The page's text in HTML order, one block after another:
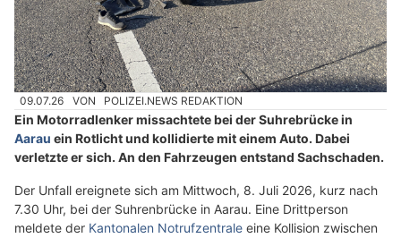
09.07.26 VON POLIZEI.NEWS REDAKTION
Ein Motorradlenker missachtete bei der Suhrebrücke in
Aarau ein Rotlicht und kollidierte mit einem Auto. Dabei
verletzte er sich. An den Fahrzeugen entstand Sachschaden.
Der Unfall ereignete sich am Mittwoch, 8. Juli 2026, kurz nach
7.30 Uhr, bei der Suhrenbrücke in Aarau. Eine Drittperson
meldete der Kantonalen Notrufzentrale eine Kollision zwischen